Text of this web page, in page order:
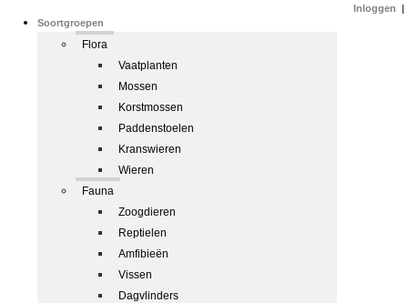
Soortgroepen
Flora
Vaatplanten
Mossen
Korstmossen
Paddenstoelen
Kranswieren
Wieren
Fauna
Zoogdieren
Reptielen
Amfibieën
Vissen
Dagvlinders
Inloggen |